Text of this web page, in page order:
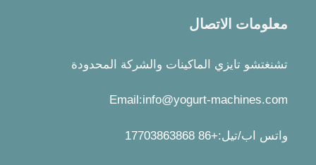
معلومات الاتصال
تشنغتشو تايزي الماكينات والشركة المحدودة
Email:info@yogurt-machines.com
واتس اب/تيل:+86 17703863868